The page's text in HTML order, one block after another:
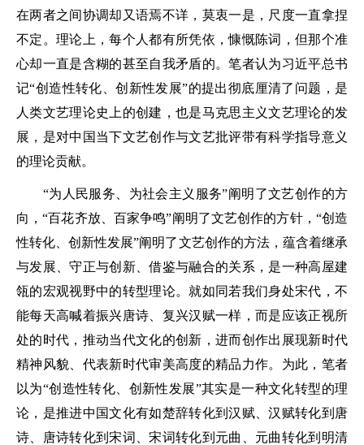
在两者之间协调却又语焉不详，莫衷一是，尺度一直拿捏
不定。理论上，每个人都有所凭依，慷慨陈词，但那个准
心却一直是含糊的甚至自我矛盾的。笔者认为习近平总书
记“创造性转化、创新性发展”的提出彻底厘清了问题，是
人类文艺理论史上的创建，也是马克思主义文艺理论的发
展，是对中国当下文艺创作与文艺批评带有科学指导意义
的理论贡献。
“为人民服务、为社会主义服务”阐明了文艺创作的方
向，“百花齐放、百家争鸣”阐明了文艺创作的方针，“创造
性转化、创新性发展”阐明了文艺创作的方法，蕴含着继承
与发展、守正与创新、借鉴与融合的关系，是一种高屋建
瓴的宏观视野中的转型理论。就如同若我们身处宋代，不
能每天高喊着振兴唐诗、复兴汉赋一样，而是应该正视所
处的时代，推动当代文化的创新，进而创作出展现新时代
精神风貌、代表新时代审美高度的精品力作。为此，笔者
以为“创造性转化、创新性发展”其实是一种文化转型的理
论，是推进中国文化有如楚辞转化到汉赋、汉赋转化到唐
诗、唐诗转化到宋词、宋词转化到元曲、元曲转化到明清